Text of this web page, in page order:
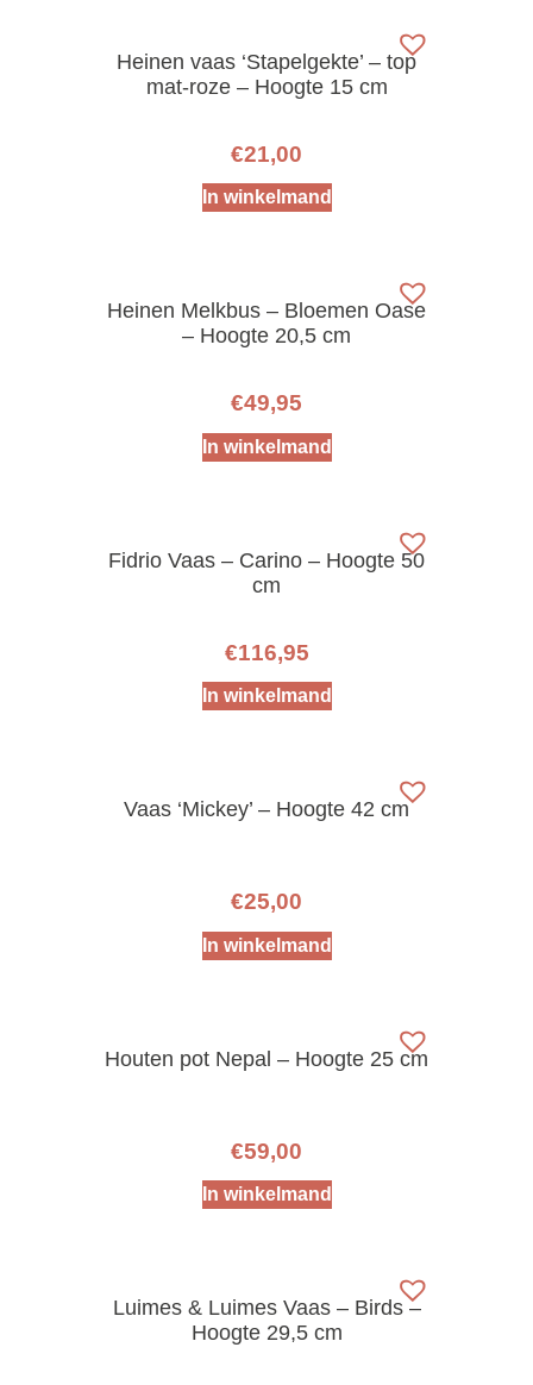
Heinen vaas ‘Stapelgekte’ – top
mat-roze – Hoogte 15 cm
€21,00
In winkelmand
Heinen Melkbus – Bloemen Oase
– Hoogte 20,5 cm
€49,95
In winkelmand
Fidrio Vaas – Carino – Hoogte 50
cm
€116,95
In winkelmand
Vaas ‘Mickey’ – Hoogte 42 cm
€25,00
In winkelmand
Houten pot Nepal – Hoogte 25 cm
€59,00
In winkelmand
Luimes & Luimes Vaas – Birds –
Hoogte 29,5 cm